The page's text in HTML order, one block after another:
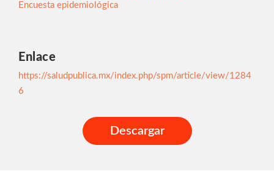
Encuesta epidemiológica
Enlace
https://saludpublica.mx/index.php/spm/article/view/1284
6
Descargar